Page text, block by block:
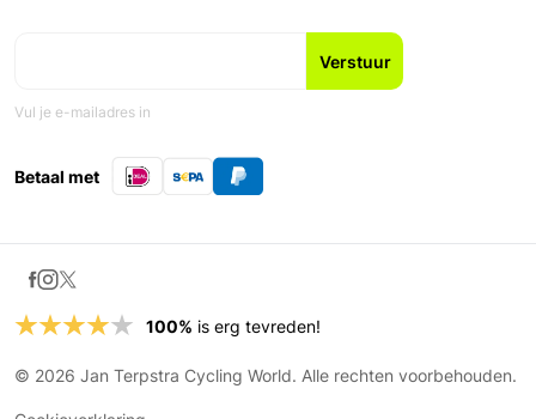
Vul je e-mailadres in
Betaal met
100% is erg tevreden!
© 2026 Jan Terpstra Cycling World. Alle rechten voorbehouden.